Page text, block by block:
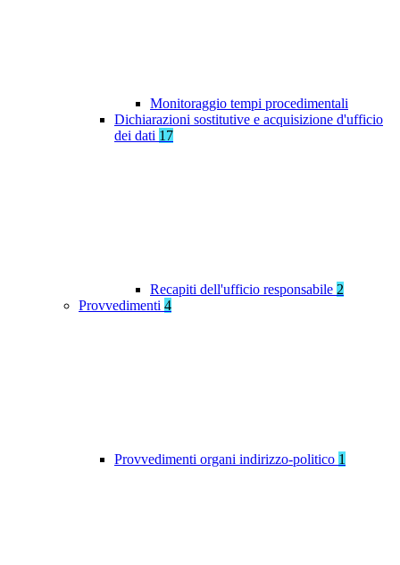
Monitoraggio tempi procedimentali
Dichiarazioni sostitutive e acquisizione d'ufficio
dei dati 17
Recapiti dell'ufficio responsabile 2
Provvedimenti 4
Provvedimenti organi indirizzo-politico 1